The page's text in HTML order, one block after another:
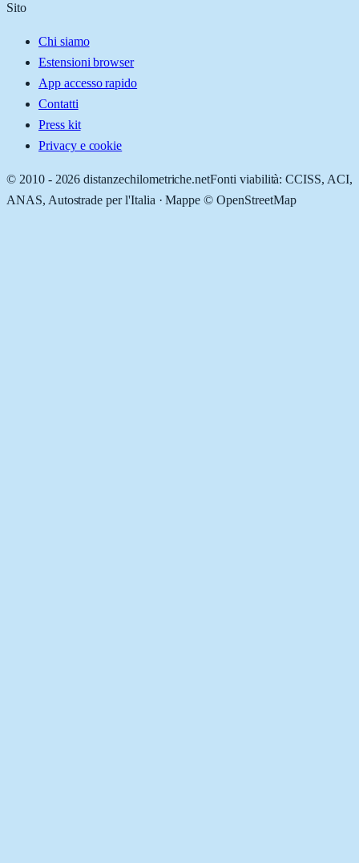
Sito
Chi siamo
Estensioni browser
App accesso rapido
Contatti
Press kit
Privacy e cookie
© 2010 - 2026 distanzechilometriche.netFonti viabilità: CCISS, ACI,
ANAS, Autostrade per l'Italia · Mappe © OpenStreetMap